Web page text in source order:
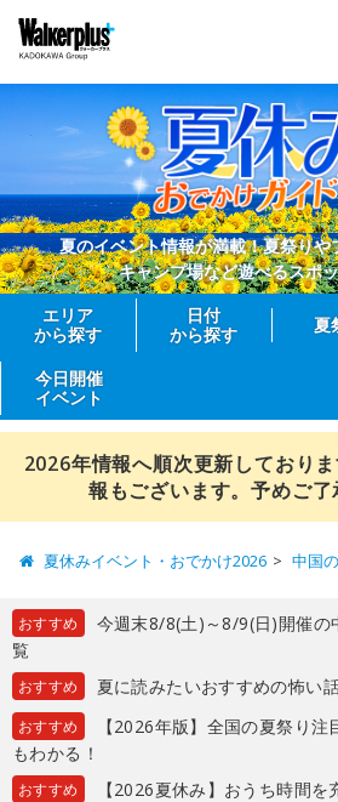
夏のイベント情報が満載！夏祭りや
キャンプ場など遊べるスポ
エリア
から探す
日付
から探す
夏
今日開催
イベント
2026年情報へ順次更新しており
報もございます。予めご了
夏休みイベント・おでかけ2026 中国
おすすめ
今週末8/8(土)～8/9(日)開催の
覧
おすすめ 夏に読みたいおすすめの怖い
おすすめ
【2026年版】全国の夏祭り
もわかる！
おすすめ
【2026夏休み】おうち時間